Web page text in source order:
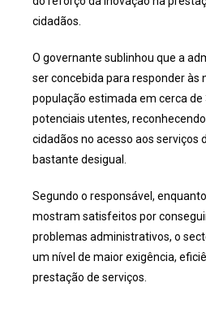
cidadãos.
O governante sublinhou que a
ser concebida para responder às
população estimada em cerca de
potenciais utentes,
cidadãos no acesso aos serviços
bastante desigual.
Segundo o responsável,
mostram satisfeitos por
problemas administrativos, o
um nível de maior exigência,
prestação de serviços.